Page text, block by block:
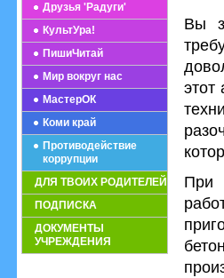
Друзья 'Радуги'
КультУра!
ПишиЧитай
Мир вокруг нас
МастерОК
Коми край
Противодействие
коррупции
ДЛЯ ТВОИХ РОДИТЕЛЕЙ
ПОДПИСКА
ДОКУМЕНТЫ
УЧРЕЖДЕНИЯ
Вы
этот
При